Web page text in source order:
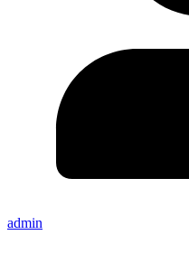
admin